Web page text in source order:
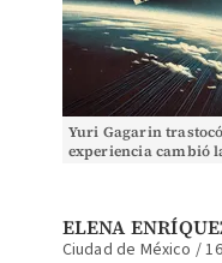
Yuri Gagarin
experiencia cambió
ELENA
Ciudad de México /